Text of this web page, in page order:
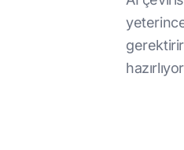
gerektirir